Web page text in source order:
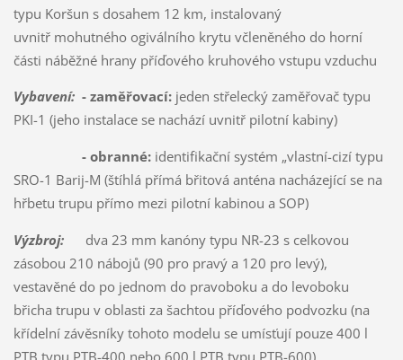
typu Koršun s dosahem 12 km, instalovaný
uvnitř mohutného ogiválního krytu včleněného do horní
části náběžné hrany příďového kruhového vstupu vzduchu
Vybavení: - zaměřovací: jeden střelecký zaměřovač typu
PKI-1 (jeho instalace se nachází uvnitř pilotní kabiny)
- obranné:identifikační systém „vlastní-cizí typu
SRO-1 Barij-M (štíhlá přímá břitová anténa nacházející se na
hřbetu trupu přímo mezi pilotní kabinou a SOP)
Výzbroj:dva 23 mm kanóny typu NR-23 s celkovou
zásobou 210 nábojů (90 pro pravý a 120 pro levý),
vestavěné do po jednom do pravoboku a do levoboku
břicha trupu v oblasti za šachtou příďového podvozku (na
křídelní závěsníky tohoto modelu se umísťují pouze 400 l